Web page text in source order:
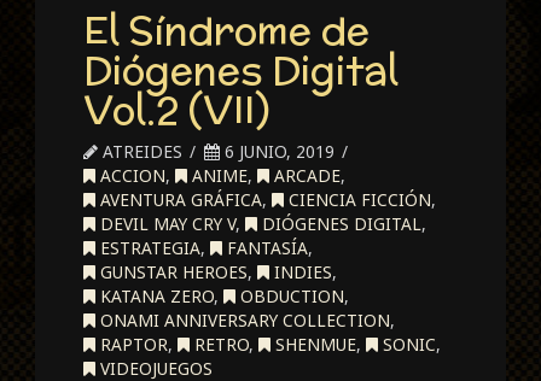
El Síndrome de
Diógenes Digital
Vol.2 (VII)
ATREIDES
6 JUNIO, 2019
ACCION, ANIME, ARCADE,
AVENTURA GRÁFICA, CIENCIA FICCIÓN,
DEVIL MAY CRY V, DIÓGENES DIGITAL,
ESTRATEGIA, FANTASÍA,
GUNSTAR HEROES, INDIES,
KATANA ZERO, OBDUCTION,
ONAMI ANNIVERSARY COLLECTION,
RAPTOR, RETRO, SHENMUE, SONIC,
VIDEOJUEGOS